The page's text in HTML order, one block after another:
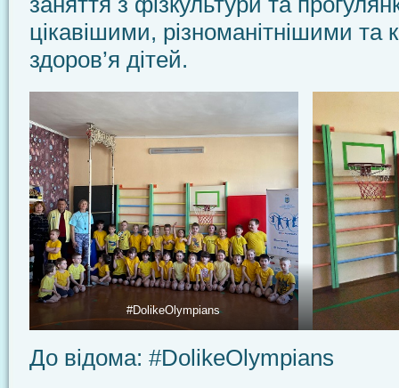
цікавішими, різноманітнішими та
здоров’я дітей.
#DolikeOlympians
До відома: #DolikeOlympians